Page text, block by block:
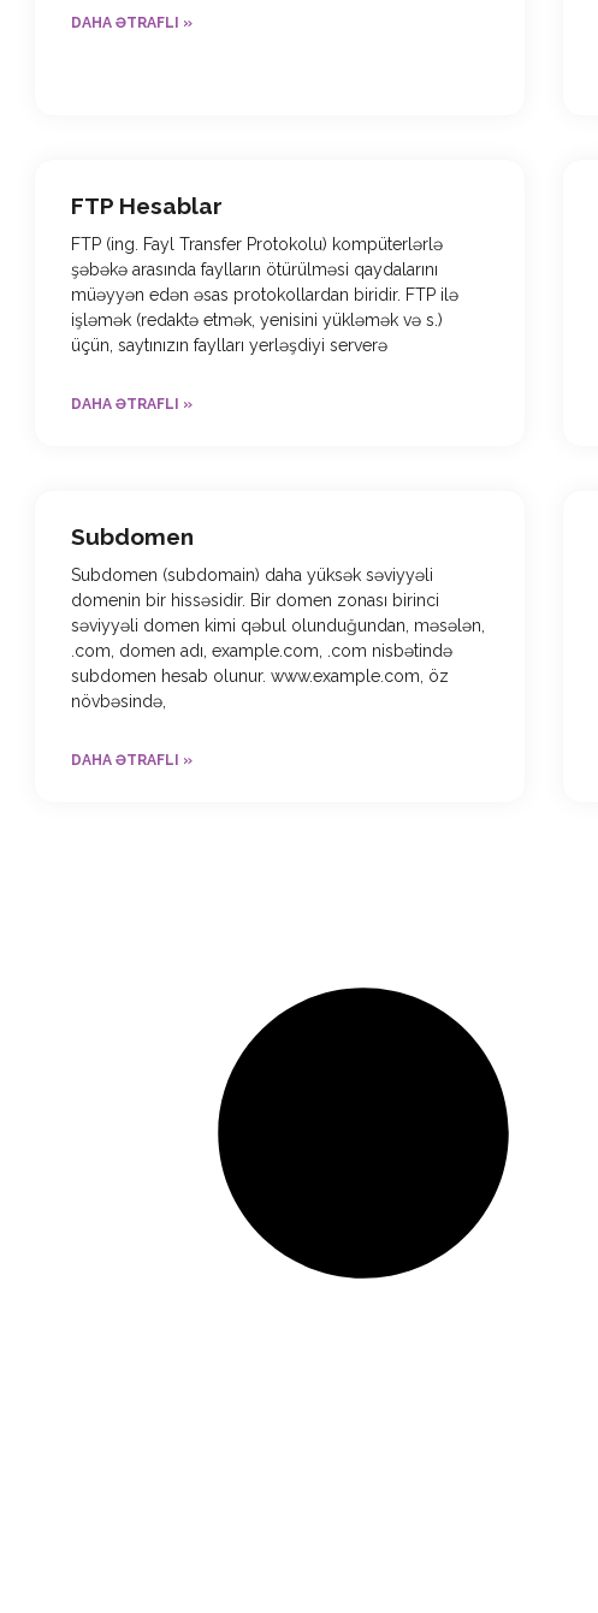
DAHA ƏTRAFLI »
FTP Hesablar
FTP (ing. Fayl Transfer Protokolu) kompüterlərlə
şəbəkə arasında faylların ötürülməsi qaydalarını
müəyyən edən əsas protokollardan biridir. FTP ilə
işləmək (redaktə etmək, yenisini yükləmək və s.)
üçün, saytınızın faylları yerləşdiyi serverə
DAHA ƏTRAFLI »
Subdomen
Subdomen (subdomain) daha yüksək səviyyəli
domenin bir hissəsidir. Bir domen zonası birinci
səviyyəli domen kimi qəbul olunduğundan, məsələn,
.com, domen adı, example.com, .com nisbətində
subdomen hesab olunur. www.example.com, öz
növbəsində,
DAHA ƏTRAFLI »